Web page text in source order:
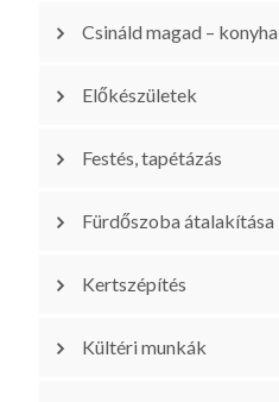
Csináld magad – konyha
Előkészületek
Festés, tapétázás
Fürdőszoba átalakítása
Kertszépítés
Kültéri munkák